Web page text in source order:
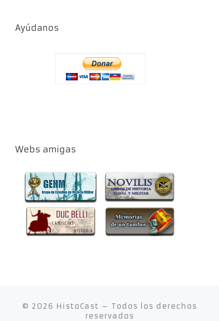
Ayúdanos
Webs amigas
© 2026 HistoCast – Todos los derechos
reservados